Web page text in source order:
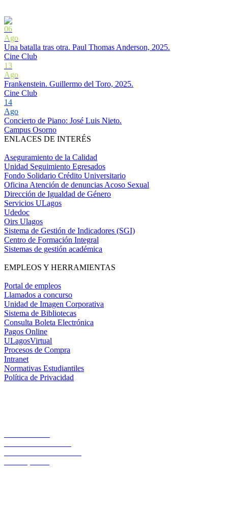
06
Ago
Una batalla tras otra. Paul Thomas Anderson, 2025.
Cine Club
13
Ago
Frankenstein. Guillermo del Toro, 2025.
Cine Club
14
Ago
Concierto de Piano: José Luis Nieto.
Campus Osorno
ENLACES DE INTERÉS
Aseguramiento de la Calidad
Unidad Seguimiento Egresados
Fondo Solidario Crédito Universitario
Oficina Atención de denuncias Acoso Sexual
Dirección de Igualdad de Género
Servicios ULagos
Udedoc
Oirs Ulagos
Sistema de Gestión de Indicadores (SGI)
Centro de Formación Integral
Sistemas de gestión académica
EMPLEOS Y HERRAMIENTAS
Portal de empleos
Llamados a concurso
Unidad de Imagen Corporativa
Sistema de Bibliotecas
Consulta Boleta Electrónica
Pagos Online
ULagosVirtual
Procesos de Compra
Intranet
Normativas Estudiantiles
Política de Privacidad